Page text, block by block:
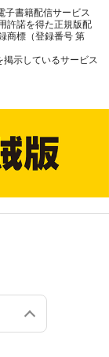
子書籍配信サービス
許諾を得た正規版配
商標（登録番号 第
示しているサービス